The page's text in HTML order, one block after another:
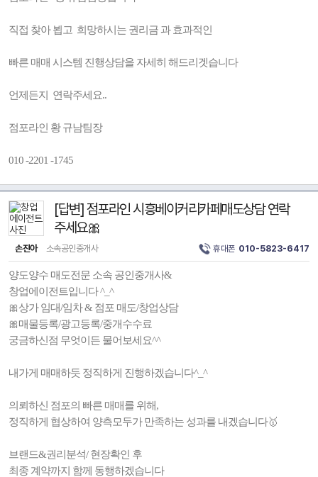
직접 찾아 뵙고 희망하시는 권리금 과 효과적인
빠른 매매 시스템 진행상담을 자세히 해드리겟습니다
언제든지 연락주세요..
점포라인 황 규남팀장
010 -2201 -1745
[답변] 점포라인 시흥베이커리카페매도상담 연락
주세요🎀
손진아 소속공인중개사 휴대폰 010-5823-6417
양도양수 매도전문 소속 공인중개사&
창업에이전트입니다 ^_^
🎀상가 임대/임차 & 점포 매도/창업상담
🎀매물등록/광고등록/중개수수료
궁금하신점 무엇이든 물어보세요^^
내가게 매매하듯 정직하게 진행하겠습니다^_^
의뢰하신 점포의 빠른 매매를 위해,
정직하게 협상하여 양측모두가 만족하는 성과를 내겠습니다🥇
브랜드&권리분석/ 현장확인 후
최종 계약까지 함께 동행하겠습니다